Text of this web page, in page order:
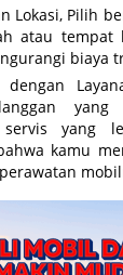
Lokasi, Pilih
atau tempat
biaya
dengan
servis yang
kamu